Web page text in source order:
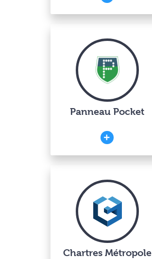
Panneau Pocket
Chartres Métropole